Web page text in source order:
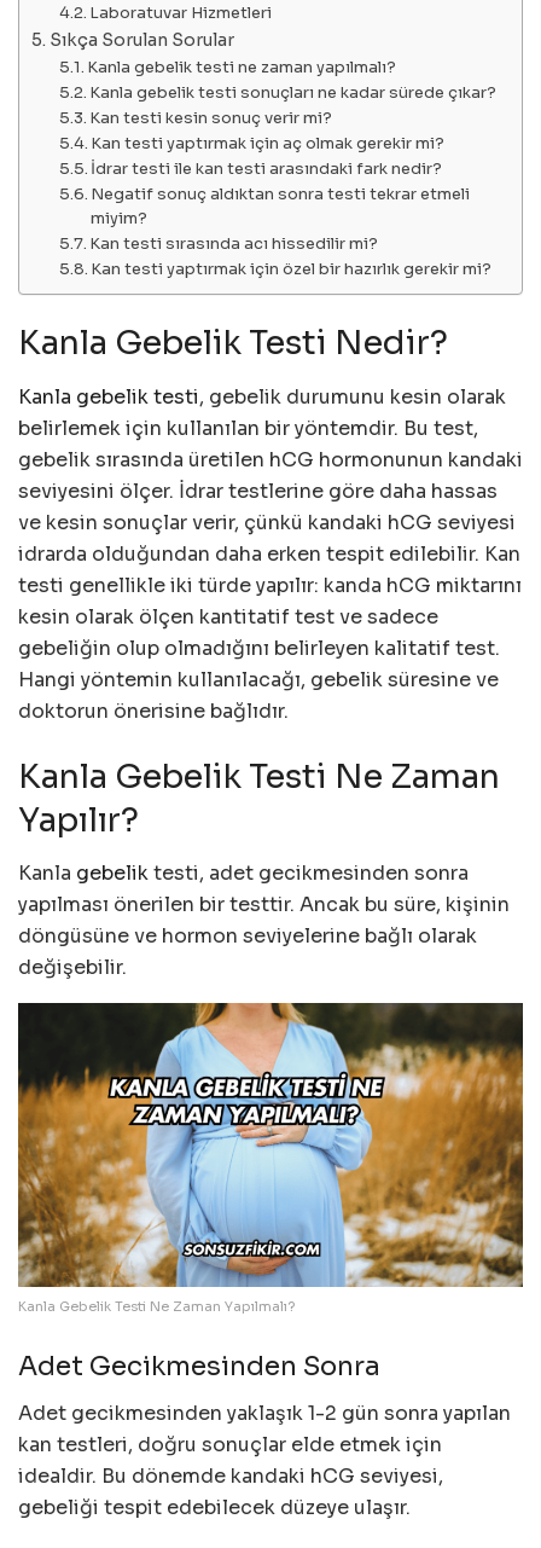
Laboratuvar Hizmetleri
Sıkça Sorulan Sorular
Kanla gebelik testi ne zaman yapılmalı?
Kanla gebelik testi sonuçları ne kadar sürede çıkar?
Kan testi kesin sonuç verir mi?
Kan testi yaptırmak için aç olmak gerekir mi?
İdrar testi ile kan testi arasındaki fark nedir?
Negatif sonuç aldıktan sonra testi tekrar etmeli
miyim?
Kan testi sırasında acı hissedilir mi?
Kan testi yaptırmak için özel bir hazırlık gerekir mi?
Kanla Gebelik Testi Nedir?
Kanla gebelik testi, gebelik durumunu kesin olarak
belirlemek için kullanılan bir yöntemdir. Bu test,
gebelik sırasında üretilen hCG hormonunun kandaki
seviyesini ölçer. İdrar testlerine göre daha hassas
ve kesin sonuçlar verir, çünkü kandaki hCG seviyesi
idrarda olduğundan daha erken tespit edilebilir. Kan
testi genellikle iki türde yapılır: kanda hCG miktarını
kesin olarak ölçen kantitatif test ve sadece
gebeliğin olup olmadığını belirleyen kalitatif test.
Hangi yöntemin kullanılacağı, gebelik süresine ve
doktorun önerisine bağlıdır.
Kanla Gebelik Testi Ne Zaman
Yapılır?
Kanla gebeliktesti, adet gecikmesinden sonra
yapılması önerilen bir testtir. Ancak bu süre, kişinin
döngüsüne ve hormon seviyelerine bağlı olarak
değişebilir.
Kanla Gebelik Testi Ne Zaman Yapılmalı?
Adet Gecikmesinden Sonra
Adet gecikmesinden yaklaşık 1-2 gün sonra yapılan
kan testleri, doğru sonuçlar elde etmek için
idealdir. Bu dönemde kandaki hCG seviyesi,
gebeliği tespit edebilecek düzeye ulaşır.